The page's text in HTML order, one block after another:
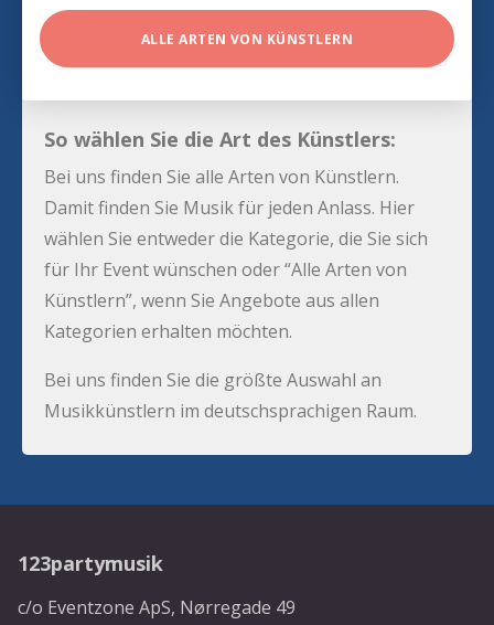
ALLE ARTEN VON KÜNSTLERN
So wählen Sie die Art des Künstlers:
Bei uns finden Sie alle Arten von Künstlern.
Damit finden Sie Musik für jeden Anlass. Hier
wählen Sie entweder die Kategorie, die Sie sich
für Ihr Event wünschen oder “Alle Arten von
Künstlern”, wenn Sie Angebote aus allen
Kategorien erhalten möchten.
Bei uns finden Sie die größte Auswahl an
Musikkünstlern im deutschsprachigen Raum.
123partymusik
c/o Eventzone ApS, Nørregade 49